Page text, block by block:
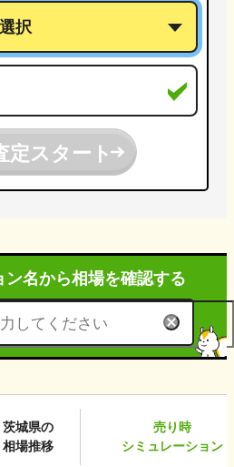
定スタート
ン名から相場を確認する
茨城県の
相場推移
売り時
シミュレーション